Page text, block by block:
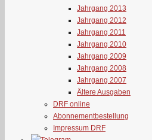
Jahrgang 2013
Jahrgang 2012
Jahrgang 2011
Jahrgang 2010
Jahrgang 2009
Jahrgang 2008
Jahrgang 2007
Ältere Ausgaben
DRF online
Abonnementbestellung
Impressum DRF